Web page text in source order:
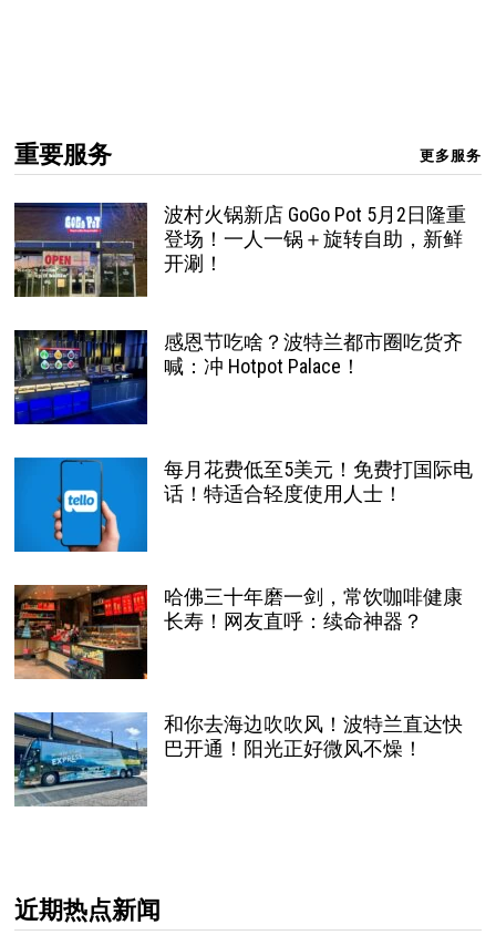
重要服务 更多服务
波村火锅新店 GoGo Pot 5月2日隆重
登场！一人一锅＋旋转自助，新鲜
开涮！
感恩节吃啥？波特兰都市圈吃货齐
喊：冲 Hotpot Palace！
每月花费低至5美元！免费打国际电
话！特适合轻度使用人士！
哈佛三十年磨一剑，常饮咖啡健康
长寿！网友直呼：续命神器？
和你去海边吹吹风！波特兰直达快
巴开通！阳光正好微风不燥！
近期热点新闻